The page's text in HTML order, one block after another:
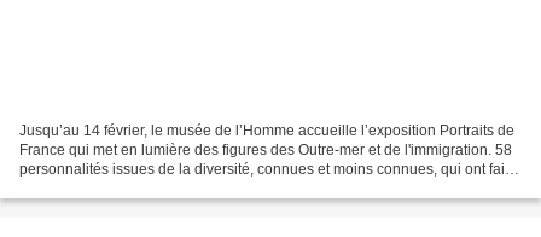
Jusqu’au 14 février, le musée de l’Homme accueille l’exposition Portraits de
France qui met en lumière des figures des Outre-mer et de l'immigration. 58
personnalités issues de la diversité, connues et moins connues, qui ont fait